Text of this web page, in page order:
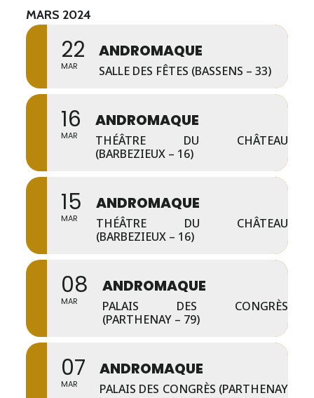
MARS 2024
22
MAR
ANDROMAQUE
SALLE DES FÊTES (BASSENS – 33)
16
MAR
ANDROMAQUE
THÉÂTRE DU CHÂTEAU
(BARBEZIEUX – 16)
15
MAR
ANDROMAQUE
THÉÂTRE DU CHÂTEAU
(BARBEZIEUX – 16)
08
MAR
ANDROMAQUE
PALAIS DES CONGRÈS
(PARTHENAY – 79)
07
MAR
ANDROMAQUE
PALAIS DES CONGRÈS (PARTHENAY